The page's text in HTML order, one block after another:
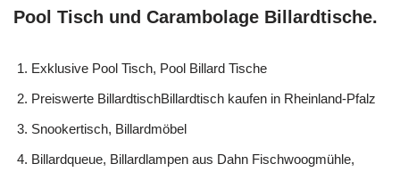
Pool Tisch und Carambolage Billardtische.
Exklusive Pool Tisch, Pool Billard Tische
Preiswerte BillardtischBillardtisch kaufen in Rheinland-Pfalz
Snookertisch, Billardmöbel
Billardqueue, Billardlampen aus Dahn Fischwoogmühle,